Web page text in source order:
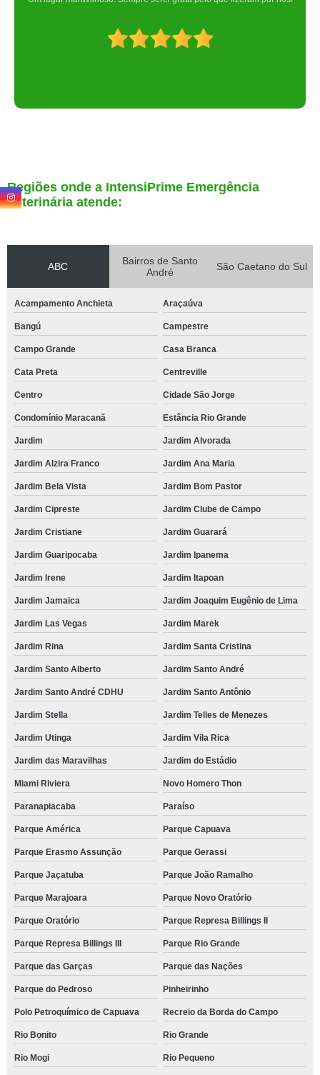
Regiões onde a IntensiPrime Emergência
Veterinária atende:
ABC
Bairros de Santo
André
São Caetano do Sul
Acampamento Anchieta Araçaúva
Bangú Campestre
Campo Grande Casa Branca
Cata Preta Centreville
Centro Cidade São Jorge
Condomínio Maracanã Estância Rio Grande
Jardim Jardim Alvorada
Jardim Alzira Franco Jardim Ana Maria
Jardim Bela Vista Jardim Bom Pastor
Jardim Cipreste Jardim Clube de Campo
Jardim Cristiane Jardim Guarará
Jardim Guaripocaba Jardim Ipanema
Jardim Irene Jardim Itapoan
Jardim Jamaica Jardim Joaquim Eugênio de Lima
Jardim Las Vegas Jardim Marek
Jardim Rina Jardim Santa Cristina
Jardim Santo Alberto Jardim Santo André
Jardim Santo André CDHU Jardim Santo Antônio
Jardim Stella Jardim Telles de Menezes
Jardim Utinga Jardim Vila Rica
Jardim das Maravilhas Jardim do Estádio
Miami Riviera Novo Homero Thon
Paranapiacaba Paraíso
Parque América Parque Capuava
Parque Erasmo Assunção Parque Gerassi
Parque Jaçatuba Parque João Ramalho
Parque Marajoara Parque Novo Oratório
Parque Oratório Parque Represa Billings II
Parque Represa Billings III Parque Rio Grande
Parque das Garças Parque das Nações
Parque do Pedroso Pinheirinho
Polo Petroquímico de Capuava Recreio da Borda do Campo
Rio Bonito Rio Grande
Rio Mogi Rio Pequeno